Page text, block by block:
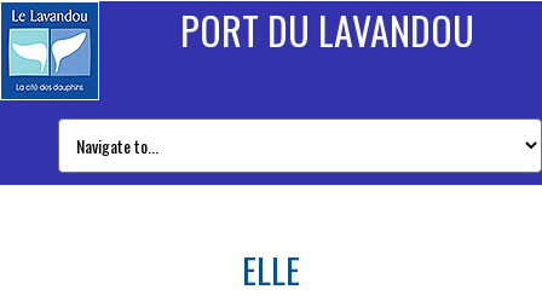
PORT DU LAVANDOU
ELLE